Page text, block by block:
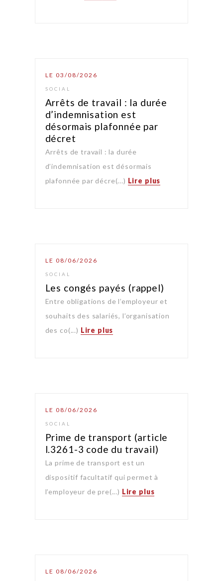
LE 03/08/2026
SOCIAL
Arrêts de travail : la durée
d’indemnisation est
désormais plafonnée par
décret
Arrêts de travail : la durée
d’indemnisation est désormais
plafonnée par décre(...) Lire plus
LE 08/06/2026
SOCIAL
Les congés payés (rappel)
Entre obligations de l’employeur et
souhaits des salariés, l’organisation
des co(...) Lire plus
LE 08/06/2026
SOCIAL
Prime de transport (article
l.3261-3 code du travail)
La prime de transport est un
dispositif facultatif qui permet à
l’employeur de pre(...) Lire plus
LE 08/06/2026